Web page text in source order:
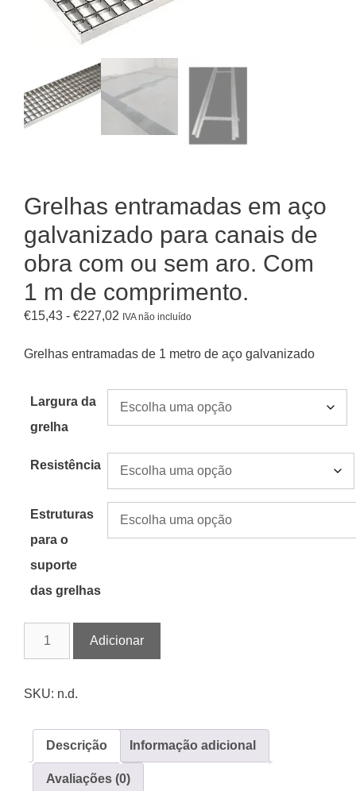
Grelhas entramadas em aço
galvanizado para canais de
obra com ou sem aro. Com
1 m de comprimento.
€15,43 - €227,02 Intervalo
preços:
€15,43
a
€227,02
IVA não incluído
Grelhas entramadas de 1 metro de aço galvanizado
Largura da
grelha
Resistência
Estruturas
para o
suporte
das grelhas
entramadas
aço
galvanizado
para
canais
Adicionar
SKU: n.d.
Descrição Informação adicional
Avaliações (0)